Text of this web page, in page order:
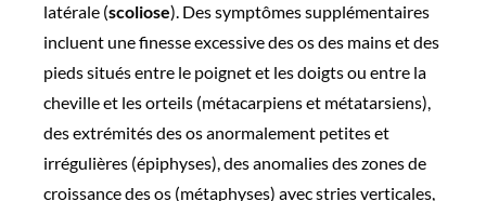
latérale (scoliose). Des symptômes supplémentaires
incluent une finesse excessive des os des mains et des
pieds situés entre le poignet et les doigts ou entre la
cheville et les orteils (métacarpiens et métatarsiens),
des extrémités des os anormalement petites et
irrégulières (épiphyses), des anomalies des zones de
croissance des os (métaphyses) avec stries verticales,